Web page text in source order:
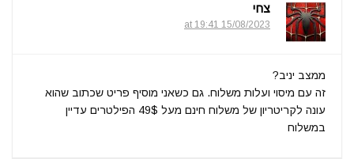
צחי
15/08/2023 at 19:41
ממצב יניב?
זה עם מיסוי ועלות משלוח. גם כשאני מוסיף פריט שכתוב שהוא
עונה לקריטריון של משלוח חינם מעל 49$ הפילטרים עדיין
במשלוח